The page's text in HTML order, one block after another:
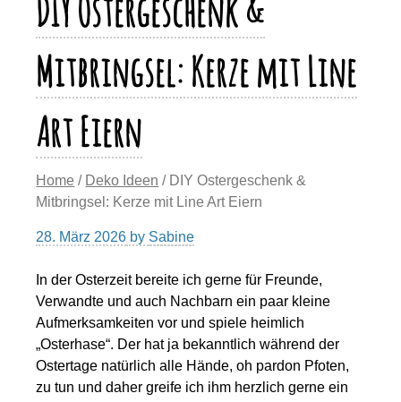
DIY Ostergeschenk &
Mitbringsel: Kerze mit Line
Art Eiern
Home / Deko Ideen / DIY Ostergeschenk &
Mitbringsel: Kerze mit Line Art Eiern
28. März 2026 by Sabine
In der Osterzeit bereite ich gerne für Freunde,
Verwandte und auch Nachbarn ein paar kleine
Aufmerksamkeiten vor und spiele heimlich
„Osterhase“. Der hat ja bekanntlich während der
Ostertage natürlich alle Hände, oh pardon Pfoten,
zu tun und daher greife ich ihm herzlich gerne ein